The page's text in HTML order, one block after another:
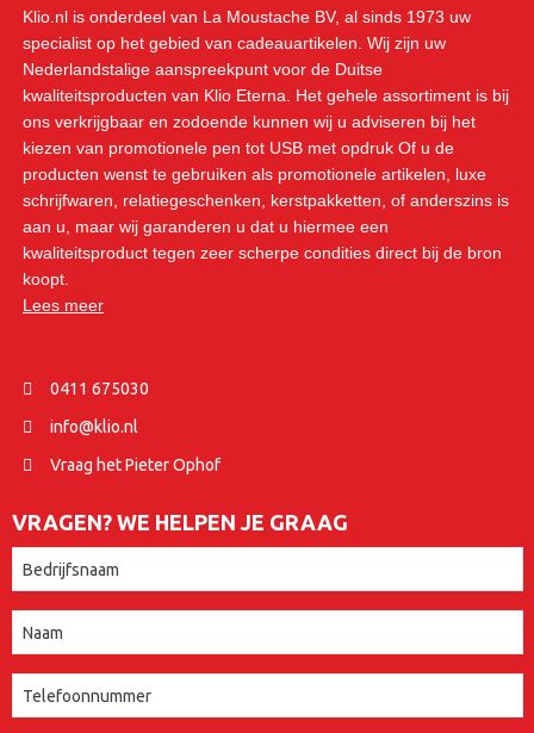
Klio.nl is onderdeel van La Moustache BV, al sinds 1973 uw
specialist op het gebied van cadeauartikelen. Wij zijn uw
Nederlandstalige aanspreekpunt voor de Duitse
kwaliteitsproducten van Klio Eterna. Het gehele assortiment is bij
ons verkrijgbaar en zodoende kunnen wij u adviseren bij het
kiezen van promotionele pen tot USB met opdruk Of u de
producten wenst te gebruiken als promotionele artikelen, luxe
schrijfwaren, relatiegeschenken, kerstpakketten, of anderszins is
aan u, maar wij garanderen u dat u hiermee een
kwaliteitsproduct tegen zeer scherpe condities direct bij de bron
koopt.
Lees meer
0411 675030
info@klio.nl
Vraag het Pieter Ophof
VRAGEN? WE HELPEN JE GRAAG